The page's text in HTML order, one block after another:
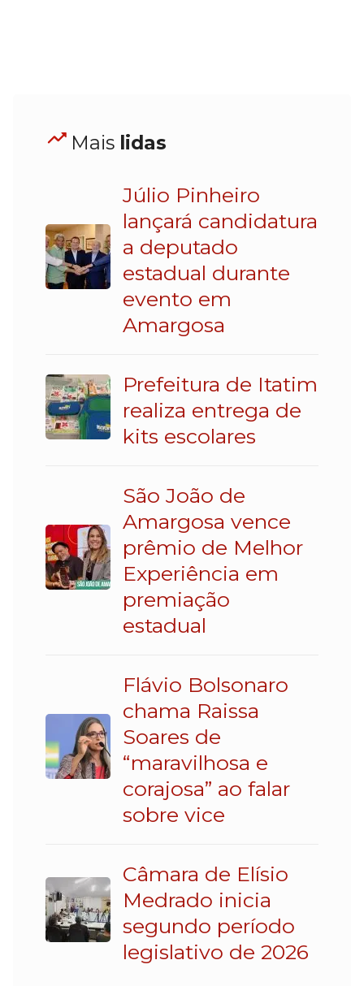
Mais lidas
Júlio Pinheiro
lançará candidatura
a deputado
estadual durante
evento em
Amargosa
Prefeitura de Itatim
realiza entrega de
kits escolares
São João de
Amargosa vence
prêmio de Melhor
Experiência em
premiação
estadual
Flávio Bolsonaro
chama Raissa
Soares de
“maravilhosa e
corajosa” ao falar
sobre vice
Câmara de Elísio
Medrado inicia
segundo período
legislativo de 2026